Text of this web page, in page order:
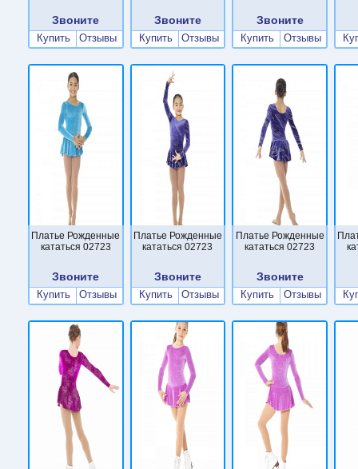
Звоните
Купить Отзывы
Звоните
Купить Отзывы
Звоните
Купить Отзывы
Платье Рожденные
кататься 02723
Звоните
Купить Отзывы
Платье Рожденные
кататься 02723
Звоните
Купить Отзывы
Платье Рожденные
кататься 02723
Звоните
Купить Отзывы